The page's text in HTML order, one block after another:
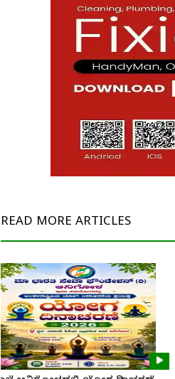
READ MORE ARTICLES